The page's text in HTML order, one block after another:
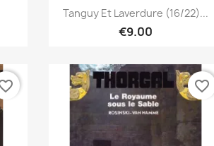
Quick view
Tanguy Et Laverdure (16/22)...
€9.00
favorite_border